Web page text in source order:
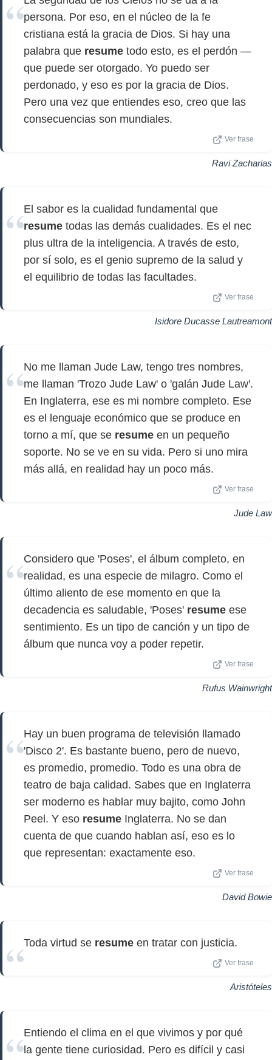
persona. Por eso, en el núcleo de la fe
cristiana está la gracia de Dios. Si hay una
palabra que resume todo esto, es el perdón —
que puede ser otorgado. Yo puedo ser
perdonado, y eso es por la gracia de Dios.
Pero una vez que entiendes eso, creo que las
consecuencias son mundiales.
Ver frase
Ravi Zacharias
El sabor es la cualidad fundamental que
resume todas las demás cualidades. Es el nec
plus ultra de la inteligencia. A través de esto,
por sí solo, es el genio supremo de la salud y
el equilibrio de todas las facultades.
Ver frase
Isidore Ducasse Lautreamont
No me llaman Jude Law, tengo tres nombres,
me llaman 'Trozo Jude Law' o 'galán Jude Law'.
En Inglaterra, ese es mi nombre completo. Ese
es el lenguaje económico que se produce en
torno a mí, que se resume en un pequeño
soporte. No se ve en su vida. Pero si uno mira
más allá, en realidad hay un poco más.
Ver frase
Jude Law
Considero que 'Poses', el álbum completo, en
realidad, es una especie de milagro. Como el
último aliento de ese momento en que la
decadencia es saludable, 'Poses' resume ese
sentimiento. Es un tipo de canción y un tipo de
álbum que nunca voy a poder repetir.
Ver frase
Rufus Wainwright
Hay un buen programa de televisión llamado
'Disco 2'. Es bastante bueno, pero de nuevo,
es promedio, promedio. Todo es una obra de
teatro de baja calidad. Sabes que en Inglaterra
ser moderno es hablar muy bajito, como John
Peel. Y eso resume Inglaterra. No se dan
cuenta de que cuando hablan así, eso es lo
que representan: exactamente eso.
Ver frase
David Bowie
Toda virtud se resume en tratar con justicia.
Ver frase
Aristóteles
Entiendo el clima en el que vivimos y por qué
la gente tiene curiosidad. Pero es difícil y casi